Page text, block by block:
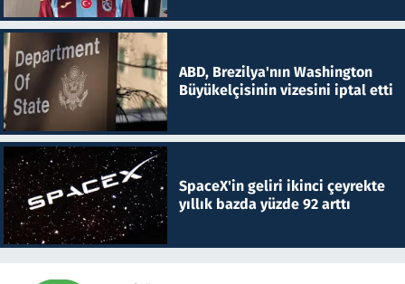
ABD, Brezilya'nın Washington
Büyükelçisinin vizesini iptal etti
SpaceX'in geliri ikinci çeyrekte
yıllık bazda yüzde 92 arttı